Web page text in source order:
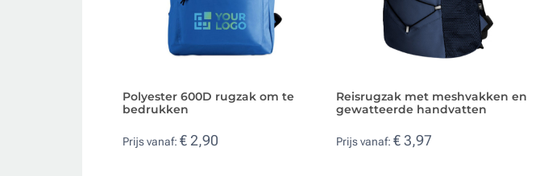
Polyester 600D rugzak om te
bedrukken
Prijs vanaf: € 2,90
Reisrugzak met meshvakken en
gewatteerde handvatten
Prijs vanaf: € 3,97